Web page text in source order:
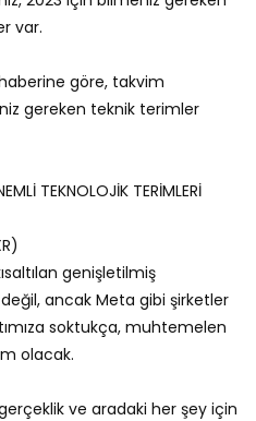
var.
göre, takvim
gereken teknik terimler
TEKNOLOJİK TERİMLERİ
genişletilmiş
ancak Meta gibi şirketler
soktukça, muhtemelen
olacak.
gerçeklik ve aradaki her şey için